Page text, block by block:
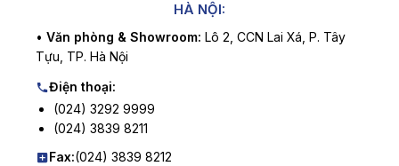
HÀ NỘI:
• Văn phòng & Showroom: Lô 2, CCN Lai Xá, P. Tây
Tựu, TP. Hà Nội
Điện thoại:
(024) 3292 9999
(024) 3839 8211
Fax:(024) 3839 8212